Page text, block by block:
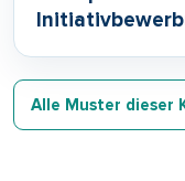
Alle Muster dieser